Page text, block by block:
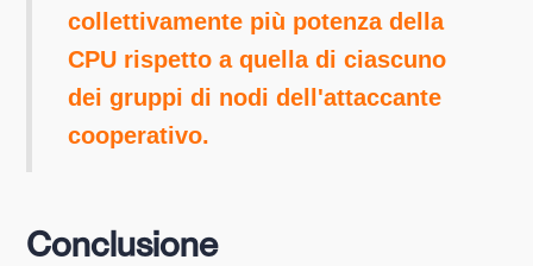
collettivamente più potenza della
CPU rispetto a quella di ciascuno
dei gruppi di nodi dell'attaccante
cooperativo.
Conclusione